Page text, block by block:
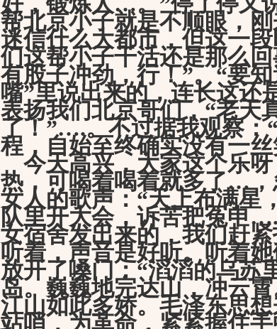
帮北京小子就是不顺眼，
迷信什么大都市，但这一
们这帮小子干活还是那么
有股子冲劲，行！”。“要
嘴”里说出来的，连长这还
表扬我们北京哥们，“老天
了！”….。不过据我观察：
程，自始至终确实没有一
今天高兴，大家这个乐呀
热，可喝着喝着就多了…
女人的歌声：“天上布满星
队里开大会，诉苦把冤申
女宿舍发出来的，我们赶
听着，声音是好听。听着
放开了嗓门：“滔滔的乌苏
岛。巍巍地完达山，冲云
江山如此多娇。毛泽东思
站哨，为革命，紧紧握住